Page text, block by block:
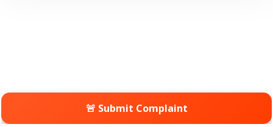
🚨 Submit Complaint